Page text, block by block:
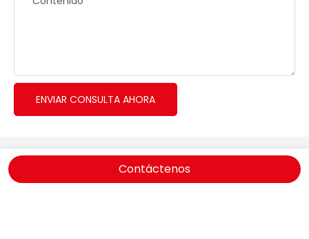
ENVIAR CONSULTA AHORA
Contáctenos